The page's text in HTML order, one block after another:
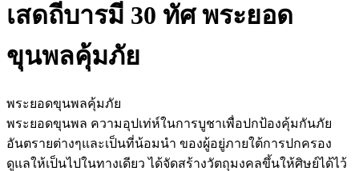
เสดถีบารมี 30 ทัศ พระยอด
ขุนพลคุ้มภัย
พระยอดขุนพลคุ้มภัย
พระยอดขุนพล ความอุปเท่ห์ในการบูชาเพื่อปกป้องคุ้มกันภัย
อันตรายต่างๆและเป็นที่น้อมนำ ของผู้อยู่ภายใต้การปกครอง
ดูแลให้เป็นไปในทางเดียว ได้จัดสร้างวัตถุมงคลขึ้นให้ศิษย์ได้ไว้